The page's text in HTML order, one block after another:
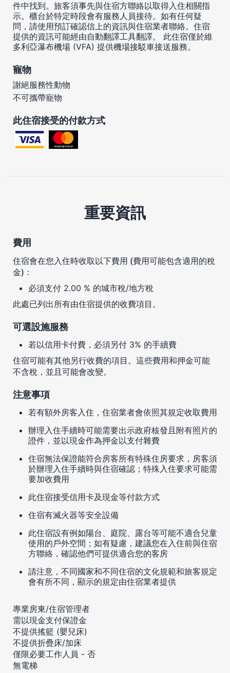
件中找到。旅客須事先與住宿方聯絡以取得入住相關指
示。櫃台於特定時段會有服務人員接待。如有任何疑
問，請使用預訂確認信上的資訊與住宿業者聯絡。住宿
提供的資訊可能經由自動翻譯工具翻譯。 此住宿僅於維
多利亞瀑布機場 (VFA) 提供機場接駁車接送服務。
寵物
謝絕服務性動物
不可攜帶寵物
此住宿接受的付款方式
重要資訊
費用
住宿會在您入住時收取以下費用 (費用可能包含適用的稅
金)：
必須支付 2.00 % 的城市稅/地方稅
此處已列出所有由住宿提供的收費項目。
可選設施服務
若以信用卡付費，必須另付 3% 的手續費
住宿可能有其他另行收費的項目。這些費用和押金可能
不含稅，並且可能會改變。
注意事項
若有額外房客入住，住宿業者會依照其規定收取費用
辦理入住手續時可能需要出示政府核發且附有照片的
證件，並以現金作為押金以支付雜費
住宿無法保證能符合房客所有特殊住房要求，房客須
於辦理入住手續時與住宿確認；特殊入住要求可能需
要加收費用
此住宿接受信用卡及現金等付款方式
住宿有滅火器等安全設備
此住宿設有例如陽台、庭院、露台等可能不適合兒童
使用的戶外空間；如有疑慮，建議您在入住前與住宿
方聯絡，確認他們可提供適合您的客房
請注意，不同國家和不同住宿的文化規範和旅客規定
會有所不同，顯示的規定由住宿業者提供
專業房東/住宿管理者
需以現金支付保證金
不提供搖籃 (嬰兒床)
不提供折疊床/加床
僅限必要工作人員 - 否
無電梯